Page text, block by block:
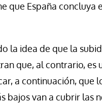
que España concluya
la idea de que la
que, al contrario, es
a continuación, que
bajos van a cubrir las